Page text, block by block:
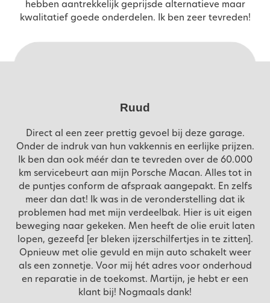
hebben aantrekkelijk geprijsde alternatieve maar
kwalitatief goede onderdelen. Ik ben zeer tevreden!
Ruud
Direct al een zeer prettig gevoel bij deze garage.
Onder de indruk van hun vakkennis en eerlijke prijzen.
Ik ben dan ook méér dan te tevreden over de 60.000
km servicebeurt aan mijn Porsche Macan. Alles tot in
de puntjes conform de afspraak aangepakt. En zelfs
meer dan dat! Ik was in de veronderstelling dat ik
problemen had met mijn verdeelbak. Hier is uit eigen
beweging naar gekeken. Men heeft de olie eruit laten
lopen, gezeefd [er bleken ijzerschilfertjes in te zitten].
Opnieuw met olie gevuld en mijn auto schakelt weer
als een zonnetje. Voor mij hét adres voor onderhoud
en reparatie in de toekomst. Martijn, je hebt er een
klant bij! Nogmaals dank!